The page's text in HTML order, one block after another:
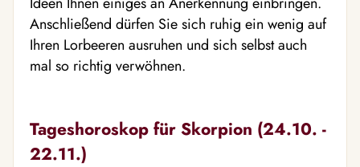
Anschließend dürfen Sie sich ruhig ein wenig auf
Ihren Lorbeeren ausruhen und sich selbst auch
mal so richtig verwöhnen.
Tageshoroskop für Skorpion (24.10. -
22.11.)